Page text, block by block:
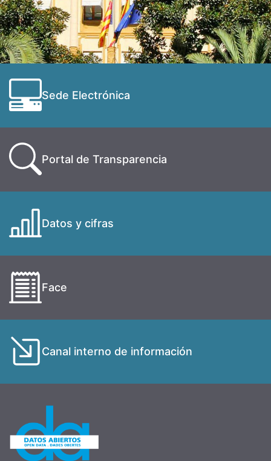
Sede Electrónica
Portal de Transparencia
Datos y cifras
Face
Canal interno de información